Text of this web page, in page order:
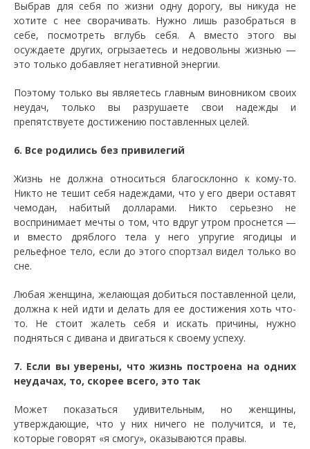
Выбрав для себя по жизни одну дорогу, вы никуда не
хотите с нее сворачивать. Нужно лишь разобраться в
себе, посмотреть вглубь себя. А вместо этого вы
осуждаете других, огрызаетесь и недовольны жизнью —
это только добавляет негативной энергии.
Поэтому только вы являетесь главным виновником своих
неудач, только вы разрушаете свои надежды и
препятствуете достижению поставленных целей.
6. Все родились без привилегий
Жизнь не должна относиться благосклонно к кому-то.
Никто не тешит себя надеждами, что у его двери оставят
чемодан, набитый долларами. Никто серьезно не
воспринимает мечты о том, что вдруг утром проснется —
и вместо дряблого тела у него упругие ягодицы и
рельефное тело, если до этого спортзал видел только во
сне.
Любая женщина, желающая добиться поставленной цели,
должна к ней идти и делать для ее достижения хоть что-
то. Не стоит жалеть себя и искать причины, нужно
подняться с дивана и двигаться к своему успеху.
7. Если вы уверены, что жизнь построена на одних
неудачах, то, скорее всего, это так
Может показаться удивительным, но женщины,
утверждающие, что у них ничего не получится, и те,
которые говорят «я смогу», оказываются правы.